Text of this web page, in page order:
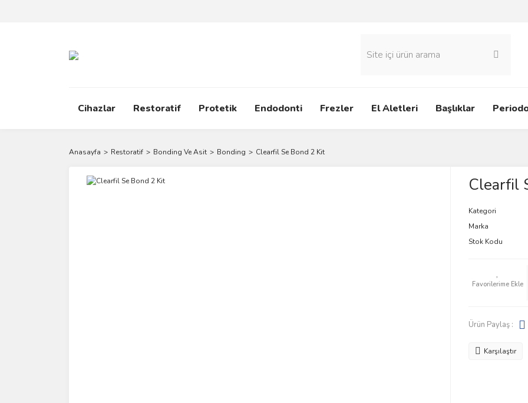
Cihazlar Restoratif Protetik Endodonti Frezler El Aletleri Başlıklar
Anasayfa Restoratif Bonding Ve Asit Bonding Clearfil Se Bond 2 Kit
Clearfil
Kategori
Marka
Stok Kodu
Ürün Paylaş :
Karşılaştır